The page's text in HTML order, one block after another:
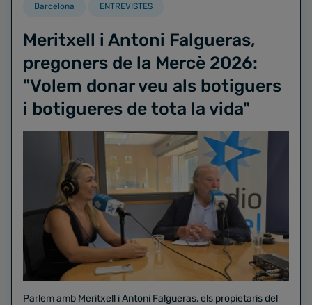
Barcelona ENTREVISTES
Meritxell i Antoni Falgueras,
pregoners de la Mercè 2026:
"Volem donar veu als botiguers
i botigueres de tota la vida"
Parlem amb Meritxell i Antoni Falgueras, els propietaris del